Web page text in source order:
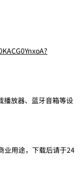
播放器、蓝牙音箱等设
业用途，下载后请于24